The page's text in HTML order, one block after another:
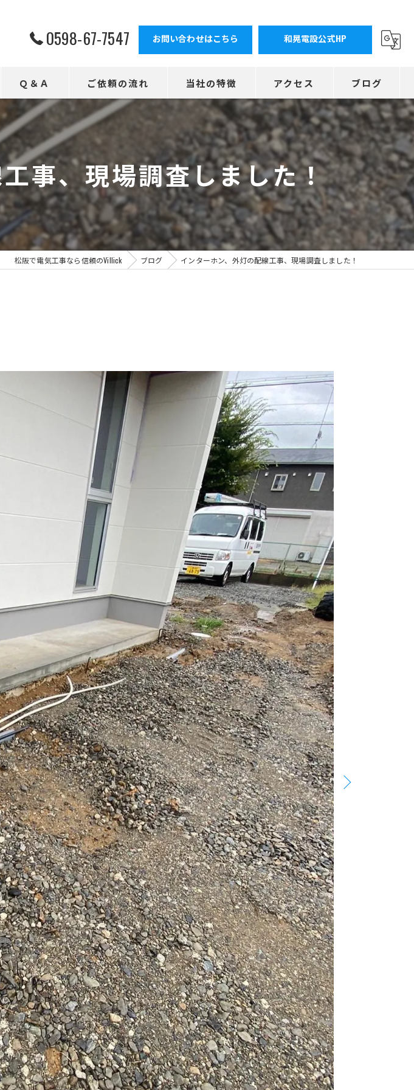
0598-67-7547 お問い合わせはこちら 和晃電設公式HP
Ｑ＆Ａ ご依頼の流れ 当社の特徴
アンペア変更
エアコン
リフォーム
ブレーカー
コンセント
アクセス ブログ
お知らせ
事、現場調査しました！
松阪で電気工事なら信頼のVillick ブログ インターホン、外灯の配線工事、現場調査しました！